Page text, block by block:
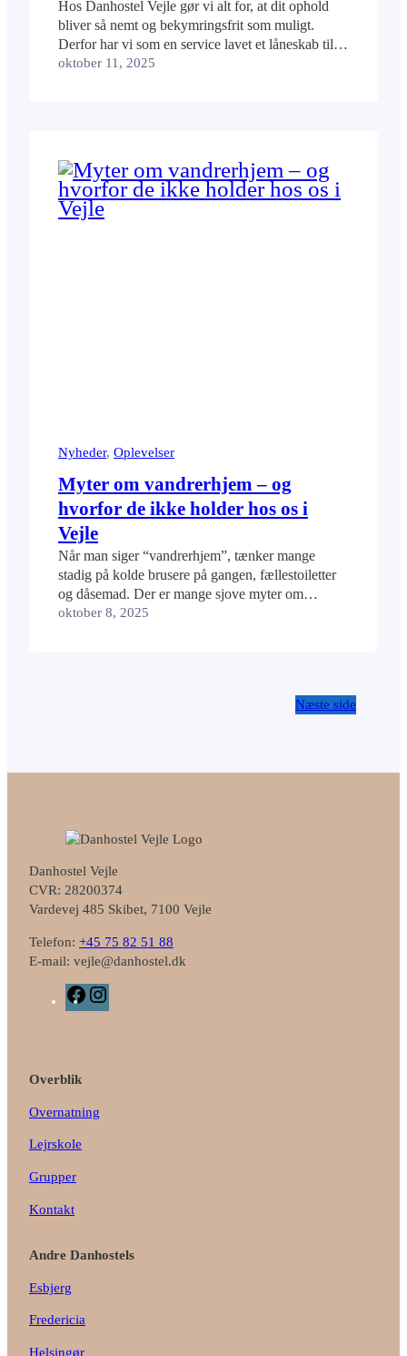
Hos Danhostel Vejle gør vi alt for, at dit ophold
bliver så nemt og bekymringsfrit som muligt.
Derfor har vi som en service lavet et låneskab til
gæster, hvor du kvit og frit kan låne ting, som du
oktober 11, 2025
Nyheder, Oplevelser
Myter om vandrerhjem – og
hvorfor de ikke holder hos os i
Vejle
Når man siger “vandrerhjem”, tænker mange
stadig på kolde brusere på gangen, fællestoiletter
og dåsemad. Der er mange sjove myter om
vandrerhjem. Men de holder ikke hos Danhostel
oktober 8, 2025
Næste side
Danhostel Vejle
CVR: 28200374
Vardevej 485 Skibet, 7100 Vejle
Telefon: +45 75 82 51 88
E-mail: vejle@danhostel.dk
F
a
o
n
Overblik
Overnatning
Lejrskole
Grupper
Kontakt
Andre Danhostels
Esbjerg
Fredericia
Helsingør